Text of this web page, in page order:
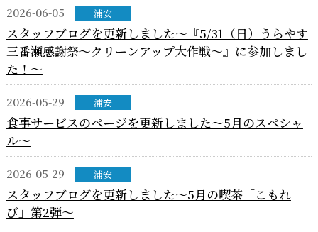
2026-06-05 浦安
スタッフブログを更新しました～『5/31（日）うらやす
三番瀬感謝祭～クリーンアップ大作戦～』に参加しまし
た！～
2026-05-29 浦安
食事サービスのページを更新しました～5月のスペシャ
ル～
2026-05-29 浦安
スタッフブログを更新しました～5月の喫茶「こもれ
び」第2弾～